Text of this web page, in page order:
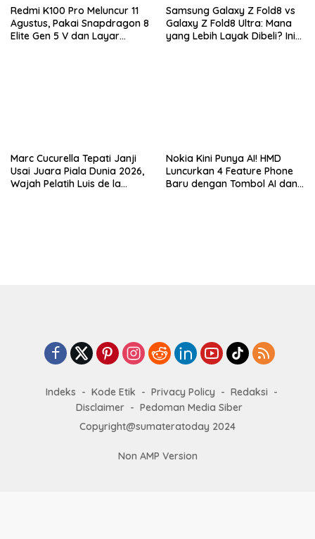
Redmi K100 Pro Meluncur 11
Agustus, Pakai Snapdragon 8
Elite Gen 5 V dan Layar
Samsung Galaxy Z Fold8 vs
Galaxy Z Fold8 Ultra: Mana
yang Lebih Layak Dibeli? Ini
Marc Cucurella Tepati Janji
Usai Juara Piala Dunia 2026,
Wajah Pelatih Luis de la
Nokia Kini Punya AI! HMD
Luncurkan 4 Feature Phone
Baru dengan Tombol AI dan
Indeks Kode Etik Privacy Policy
Redaksi
Disclaimer
Pedoman Media Siber
Copyright@sumateratoday 2024
Non AMP Version